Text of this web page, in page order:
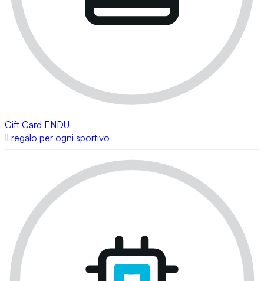
Gift Card ENDU
Il regalo per ogni sportivo